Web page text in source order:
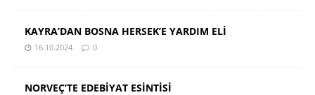
KAYRA’DAN BOSNA HERSEK’E YARDIM ELİ
16.10.2024 0
NORVEÇ’TE EDEBİYAT ESİNTİSİ